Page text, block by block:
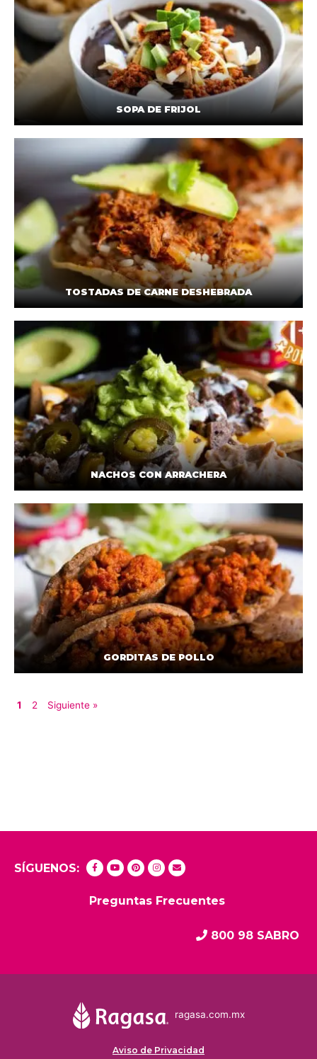
SOPA DE FRIJOL
TOSTADAS DE CARNE DESHEBRADA
NACHOS CON ARRACHERA
GORDITAS DE POLLO
1 2 Siguiente »
SÍGUENOS:
Preguntas Frecuentes
800 98 SABRO
ragasa.com.mx
Aviso de Privacidad